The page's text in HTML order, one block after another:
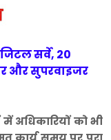
सर्वे, 20
और सुपरवाइजर
अधिकारियों को भी